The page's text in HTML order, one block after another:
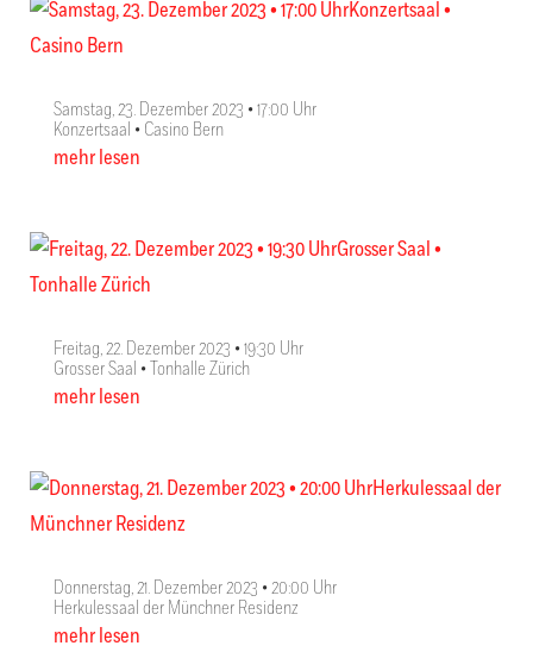
Samstag, 23. Dezember 2023 • 17:00 Uhr
Konzertsaal • Casino Bern
mehr lesen
Freitag, 22. Dezember 2023 • 19:30 Uhr
Grosser Saal • Tonhalle Zürich
mehr lesen
Donnerstag, 21. Dezember 2023 • 20:00 Uhr
Herkulessaal der Münchner Residenz
mehr lesen